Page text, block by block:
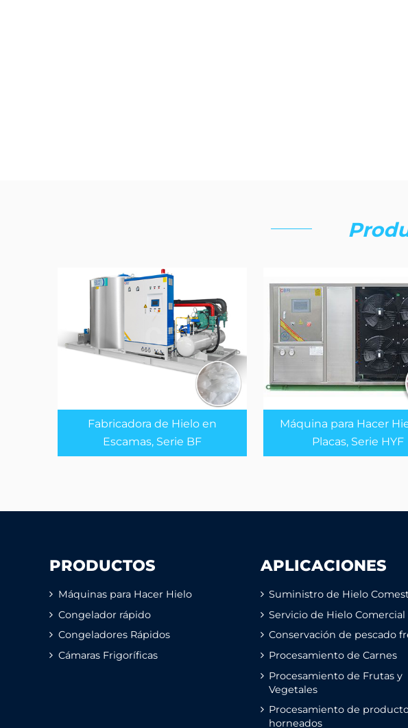
Fabricadora de Hielo en
Escamas, Serie BF
Máquina para Hacer
Placas, Serie HYF
PRODUCTOS
Máquinas para Hacer Hielo
Congelador rápido
Congeladores Rápidos
Cámaras Frigoríficas
APLICACIONES
Suministro de Hielo
Servicio de Hielo Comercial
Conservación de pescado
Procesamiento de Carnes
Procesamiento de Frutas y
Vegetales
Procesamiento de
horneados